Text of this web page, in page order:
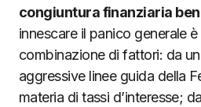
congiuntura finanziaria
innescare il panico generale
combinazione di fattori: da
aggressive linee guida della
materia di tassi d’interesse;